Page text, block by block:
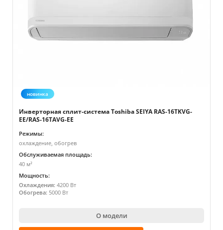
новинка
Инверторная сплит-система Toshiba SEIYA RAS-16TKVG-
EE/RAS-16TAVG-EE
Режимы:
охлаждение, обогрев
Обслуживаемая площадь:
40 м²
Мощность:
Охлаждения: 4200 Вт
Обогрева: 5000 Вт
О модели